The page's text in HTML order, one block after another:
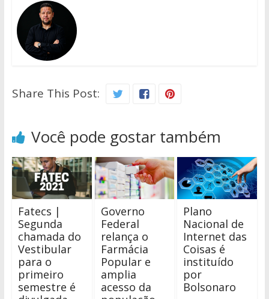
Share This Post:
Você pode gostar também
Fatecs |
Segunda
chamada do
Vestibular
para o
primeiro
semestre é
Governo
Federal
relança o
Farmácia
Popular e
amplia
acesso da
Plano
Nacional de
Internet das
Coisas é
instituído
por
Bolsonaro